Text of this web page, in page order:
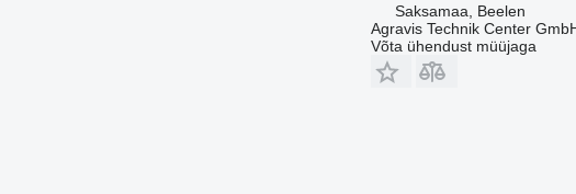
Saksamaa, Beelen
Agravis Technik Center
Võta ühendust müüjaga